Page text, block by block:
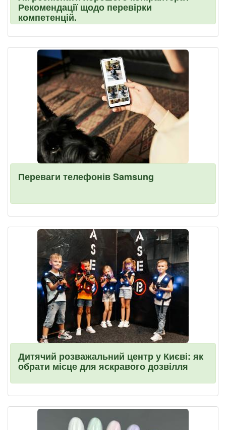
Рекомендації щодо перевірки
компетенцій.
Переваги телефонів Samsung
Дитячий розважальний центр у Києві: як
обрати місце для яскравого дозвілля